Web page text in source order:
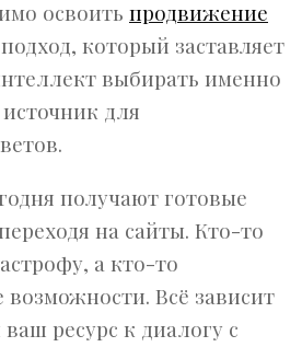
освоить продвижение
который заставляет
выбирать именно
для
получают готовые
на сайты. Кто-то
а кто-то
Всё зависит
ресурс к диалогу с